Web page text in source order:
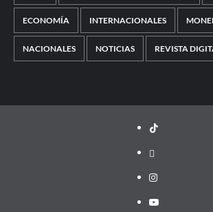
ECONOMÍA INTERNACIONALES
NACIONALES NOTICIAS REVISTA
TikTok
threads
Instagram
Youtube